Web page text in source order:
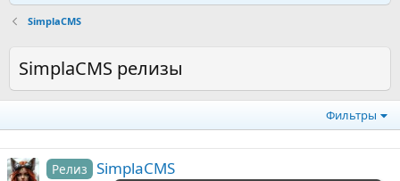
SimplaCMS
SimplaCMS релизы
Фильтры
Релиз SimplaCMS